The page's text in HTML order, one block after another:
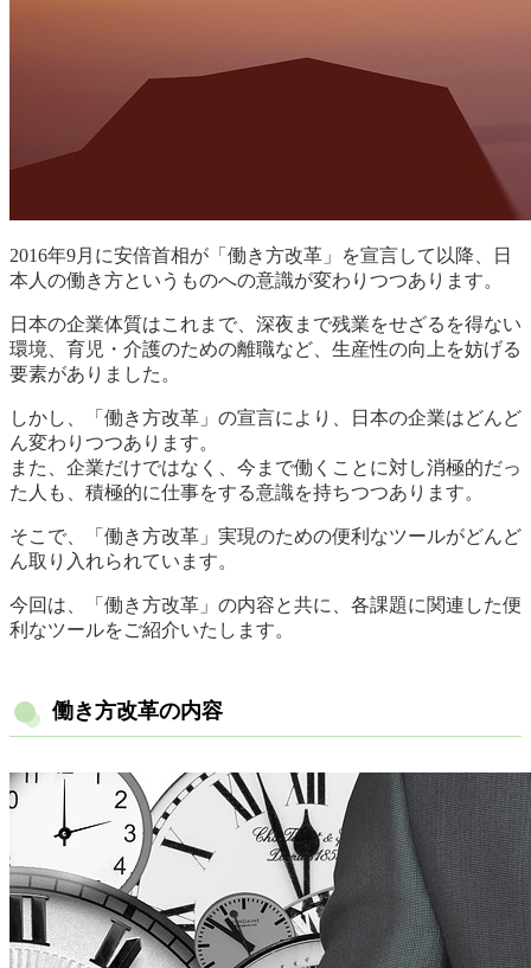
2016年9月に安倍首相が「働き方改革」を宣言して以降、日
本人の働き方というものへの意識が変わりつつあります。
日本の企業体質はこれまで、深夜まで残業をせざるを得ない
環境、育児・介護のための離職など、生産性の向上を妨げる
要素がありました。
しかし、「働き方改革」の宣言により、日本の企業はどんど
ん変わりつつあります。
また、企業だけではなく、今まで働くことに対し消極的だっ
た人も、積極的に仕事をする意識を持ちつつあります。
そこで、「働き方改革」実現のための便利なツールがどんど
ん取り入れられています。
今回は、「働き方改革」の内容と共に、各課題に関連した便
利なツールをご紹介いたします。
働き方改革の内容